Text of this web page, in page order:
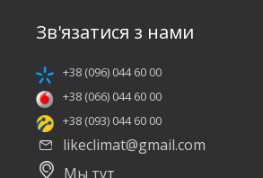
Зв'язатися з нами
+38 (096) 044 60 00
+38 (066) 044 60 00
+38 (093) 044 60 00
likeclimat@gmail.com
Мы тут